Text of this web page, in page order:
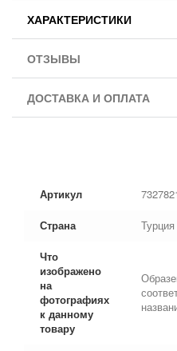
ХАРАКТЕРИСТИКИ
ОТЗЫВЫ
ДОСТАВКА И ОПЛАТА
Артикул
Страна Турция
Что
изображено
на
фотографиях
к данному
товару